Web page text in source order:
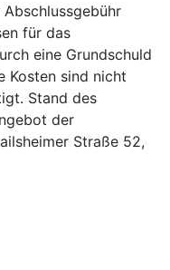
für das
eine Grundschuld
Kosten sind nicht
Stand des
der
Straße 52,